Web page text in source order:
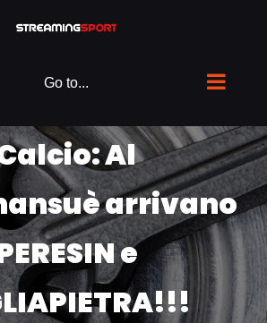
Go to...
Al
arrivano
e